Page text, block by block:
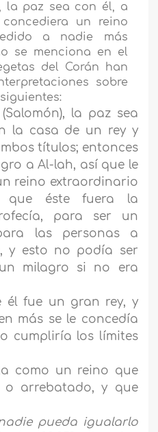
la paz sea con él, a
un reino
a nadie más
se menciona en el
del Corán han
sobre
la paz sea
la casa de un rey y
títulos; entonces
a Al-lah, así que le
reino extraordinario
que éste fuera la
para ser un
las personas a
y esto no podía ser
milagro si no era
él fue un gran rey, y
más se le concedía
cumpliría los límites
como un reino que
arrebatado, y que
pueda igualarlo